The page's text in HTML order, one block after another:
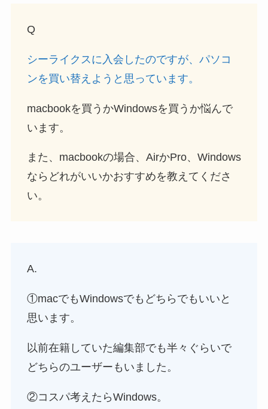
Q
シーライクスに入会したのですが、パソコ
ンを買い替えようと思っています。
macbookを買うかWindowsを買うか悩んで
います。
また、macbookの場合、AirかPro、Windows
ならどれがいいかおすすめを教えてくださ
い。
A.
①macでもWindowsでもどちらでもいいと
思います。
以前在籍していた編集部でも半々ぐらいで
どちらのユーザーもいました。
②コスパ考えたらWindows。